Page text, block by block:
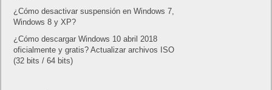
¿Cómo desactivar suspensión en Windows 7,
Windows 8 y XP?
¿Cómo descargar Windows 10 abril 2018
oficialmente y gratis? Actualizar archivos ISO
(32 bits / 64 bits)